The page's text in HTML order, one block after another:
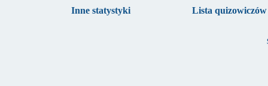
Inne statystyki
Lista quizowiczów